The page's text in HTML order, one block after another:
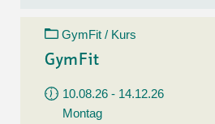
GymFit / Kurs
GymFit
10.08.26 - 14.12.26
Montag